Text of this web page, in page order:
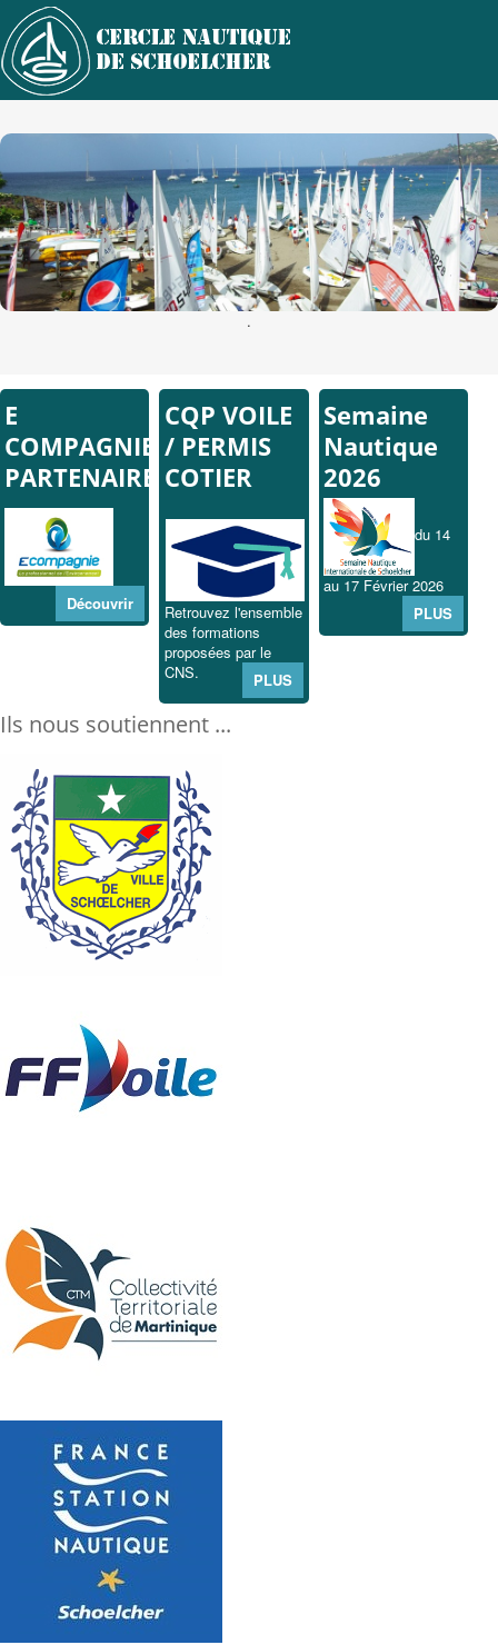
.
E
COMPAGNIE
PARTENAIRE
Découvrir
CQP VOILE
/ PERMIS
COTIER
Retrouvez l'ensemble
des formations
proposées par le
CNS.
PLUS
Semaine
Nautique
2026
du 14
au 17 Février 2026
PLUS
Ils nous soutiennent ...